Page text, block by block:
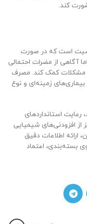
کند.
است که در صورت
آگاهی از مضرات احتمالی
مشکلات کمک کند. مصرف
بیماری‌های زمینه‌ای و نوع
رعایت استانداردهای
از افزودنی‌های شیمیایی
ارائه اطلاعات دقیق
بسته‌بندی، اعتماد